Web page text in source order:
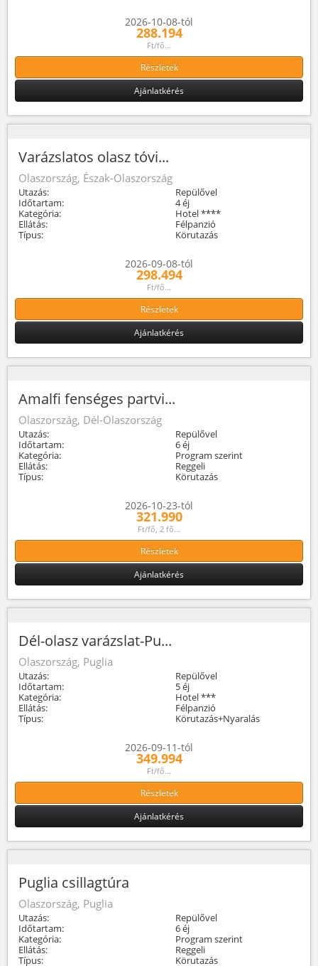
2026-10-08-tól
288.194
Ft/fő...
Részletek
Ajánlatkérés
Varázslatos olasz tóvi...
Olaszország, Észak-Olaszország
Utazás:
Repülővel
Időtartam:
4 éj
Kategória:
Hotel ****
Ellátás:
Félpanzió
Típus:
Körutazás
2026-09-08-tól
298.494
Ft/fő...
Részletek
Ajánlatkérés
Amalfi fenséges partvi...
Olaszország, Dél-Olaszország
Utazás:
Repülővel
Időtartam:
6 éj
Kategória:
Program szerint
Ellátás:
Reggeli
Típus:
Körutazás
2026-10-23-tól
321.990
Ft/fő, 2 fő...
Részletek
Ajánlatkérés
Dél-olasz varázslat-Pu...
Olaszország, Puglia
Utazás:
Repülővel
Időtartam:
5 éj
Kategória:
Hotel ***
Ellátás:
Félpanzió
Típus:
Körutazás+Nyaralás
2026-09-11-tól
349.994
Ft/fő...
Részletek
Ajánlatkérés
Puglia csillagtúra
Olaszország, Puglia
Utazás:
Repülővel
Időtartam:
6 éj
Kategória:
Program szerint
Ellátás:
Reggeli
Típus:
Körutazás